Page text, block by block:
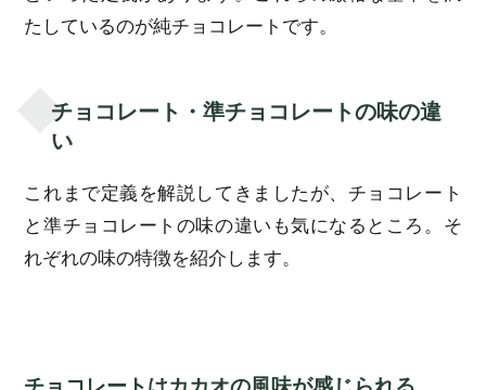
たしているのが純チョコレートです。
チョコレート・準チョコレートの味の違
い
これまで定義を解説してきましたが、チョコレート
と準チョコレートの味の違いも気になるところ。そ
れぞれの味の特徴を紹介します。